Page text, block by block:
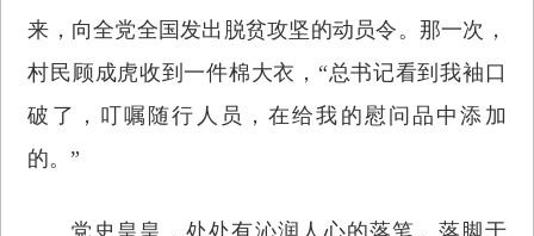
来，向全党全国发出脱贫攻坚的动员令。那一次，
村民顾成虎收到一件棉大衣，“总书记看到我袖口
破了，叮嘱随行人员，在给我的慰问品中添加
的。”
党史皇皇，处处有沁润人心的落笔。落脚于